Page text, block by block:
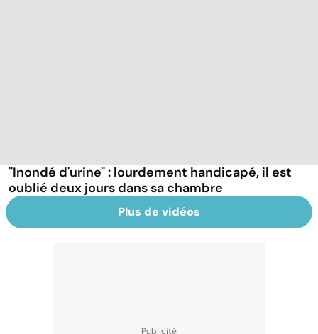
"Inondé d'urine" : lourdement handicapé, il est
oublié deux jours dans sa chambre
Plus de vidéos